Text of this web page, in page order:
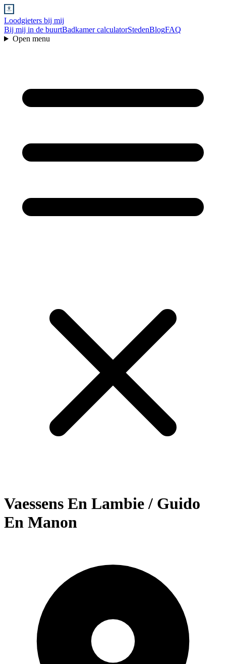
Loodgieters bij mij
Bij mij in de buurtBadkamer calculatorStedenBlogFAQ
Open menu
Vaessens En Lambie / Guido
En Manon